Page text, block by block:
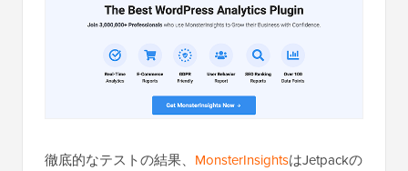
徹底的なテストの結果、 MonsterInsightsはJetpackの